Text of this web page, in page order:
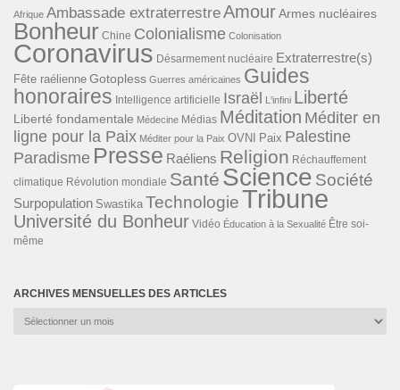
Afrique Ambassade extraterrestreAmourArmes nucléaires
Bonheur Chine Colonialisme Colonisation
Coronavirus Désarmement nucléaire Extraterrestre(s)
Fête raélienne Gotopless Guerres américaines Guides
honoraires Intelligence artificielle Israël L'infini Liberté
Liberté fondamentale Médecine Médias Méditation Méditer en
ligne pour la Paix Méditer pour la Paix OVNI Paix Palestine
Paradisme Presse Raéliens Religion Réchauffement
climatique Révolution mondiale Santé Science Société
Surpopulation Swastika TechnologieTribune
Université du Bonheur Vidéo Éducation à la Sexualité Être soi-
même
ARCHIVES MENSUELLES DES ARTICLES
Archives